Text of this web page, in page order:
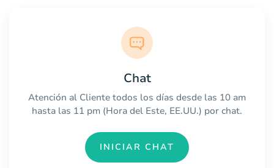
Chat
Atención al Cliente todos los días desde las 10 am
hasta las 11 pm (Hora del Este, EE.UU.) por chat.
INICIAR CHAT